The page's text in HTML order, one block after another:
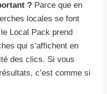
? Parce que en
locales se font
Local Pack prend
qui s’affichent en
des clics. Si vous
c’est comme si